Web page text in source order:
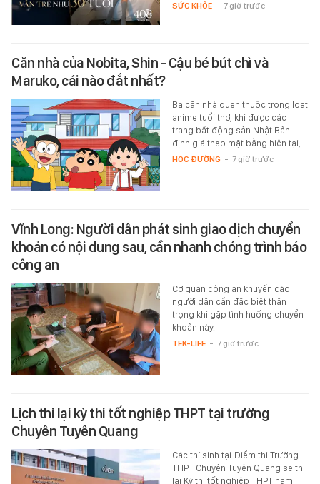
SỨC KHỎE - 7 giờ trước
Căn nhà của Nobita, Shin - Cậu bé bút chì và
Maruko, cái nào đắt nhất?
Ba căn nhà quen thuộc trong loạt
anime tuổi thơ, khi được các
trang bất động sản Nhật Bản
định giá theo mặt bằng hiện tại,…
HỌC ĐƯỜNG - 7 giờ trước
Vĩnh Long: Người dân phát sinh giao dịch chuyển
khoản có nội dung sau, cần nhanh chóng trình báo
công an
Cơ quan công an khuyến cáo
người dân cần đặc biệt thận
trọng khi gặp tình huống chuyển
khoản này.
TEK-LIFE - 7 giờ trước
Lịch thi lại kỳ thi tốt nghiệp THPT tại trường
Chuyên Tuyên Quang
Các thí sinh tại Điểm thi Trường
THPT Chuyên Tuyên Quang sẽ thi
lại Kỳ thi tốt nghiệp THPT năm